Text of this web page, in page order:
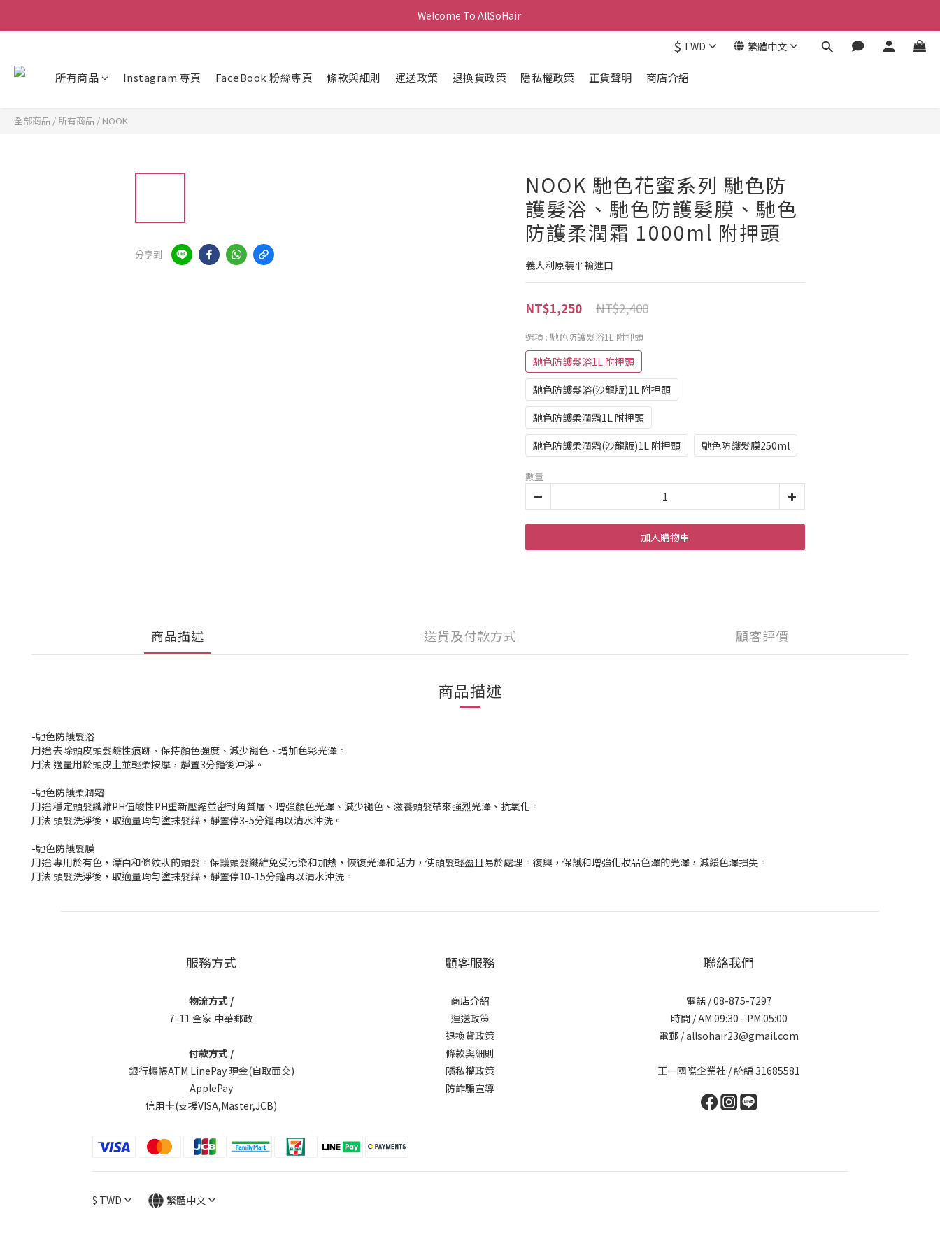
Welcome To AllSoHair
$ TWD 繁體中文
所有商品 Instagram 專頁 FaceBook 粉絲專頁 條款與細則 運送政策 退換貨政策 隱私權政策 正貨聲明 商店介紹
全部商品 / 所有商品 / NOOK
分享到
NOOK 馳色花蜜系列 馳色防
護髮浴、馳色防護髮膜、馳色
防護柔潤霜 1000ml 附押頭
義大利原裝平輸進口
NT$2,400
NT$1,250
選項 : 馳色防護髮浴1L 附押頭
馳色防護髮浴1L 附押頭
馳色防護髮浴(沙龍版)1L 附押頭
馳色防護柔潤霜1L 附押頭
馳色防護柔潤霜(沙龍版)1L 附押頭
馳色防護髮膜250ml
數量
加入購物車
商品描述 送貨及付款方式 顧客評價
商品描述
-馳色防護髮浴
用途:去除頭皮頭髮鹼性痕跡、保持顏色強度、減少褪色、增加色彩光澤。
用法:適量用於頭皮上並輕柔按摩，靜置3分鐘後沖淨。
-馳色防護柔潤霜
用途:穩定頭髮纖維PH值酸性PH重新壓縮並密封角質層、增強顏色光澤、減少褪色、滋養頭髮帶來強烈光澤、抗氧化。
用法:頭髮洗淨後，取適量均勻塗抹髮絲，靜置停3-5分鐘再以清水沖洗。
-馳色防護髮膜
用途:專用於有色，漂白和條紋狀的頭髮。保護頭髮纖維免受污染和加熱，恢復光澤和活力，使頭髮輕盈且易於處理。復興，保護和增強化妝品色澤的光澤，減緩色澤損失。
用法:頭髮洗淨後，取適量均勻塗抹髮絲，靜置停10-15分鐘再以清水沖洗。
服務方式
物流方式 /
7-11 全家 中華郵政
付款方式 /
銀行轉帳ATM LinePay 現金(自取面交)
ApplePay
信用卡(支援VISA,Master,JCB)
顧客服務
商店介紹
運送政策
退換貨政策
條款與細則
隱私權政策
防詐騙宣導
聯絡我們
電話 / 08-875-7297
時間 / AM 09:30 - PM 05:00
電郵 / allsohair23@gmail.com
正一國際企業社 / 統編 31685581
$ TWD 繁體中文